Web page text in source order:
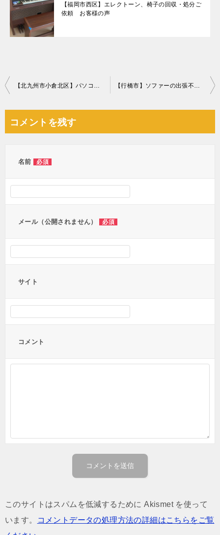
【福岡市西区】エレクトーン、椅子の回収・処分ご
依頼 お客様の声
投
ビ
コメントを残す
名前 必須
メール（公開されません） 必須
サイト
コメント
このサイトはスパムを低減するために Akismet を使って
います。
コメントデータの処理方法の詳細はこちらをご覧